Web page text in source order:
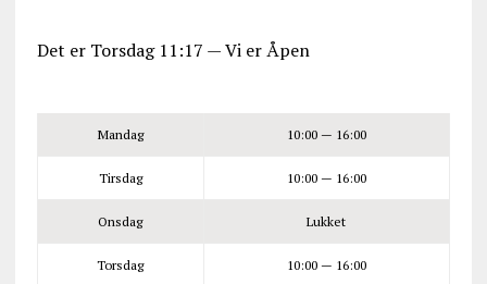
Det erTorsdag11:17 —Vi er Åpen
Mandag 10:00 — 16:00
Tirsdag 10:00 — 16:00
Onsdag Lukket
Torsdag 10:00 — 16:00